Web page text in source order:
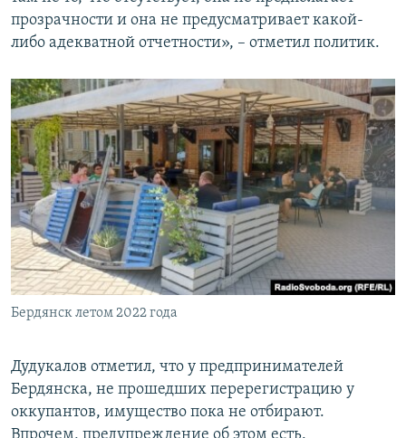
прозрачности и она не предусматривает какой-
либо адекватной отчетности», – отметил политик.
Бердянск летом 2022 года
Дудукалов отметил, что у предпринимателей
Бердянска, не прошедших перерегистрацию у
оккупантов, имущество пока не отбирают.
Впрочем, предупреждение об этом есть.